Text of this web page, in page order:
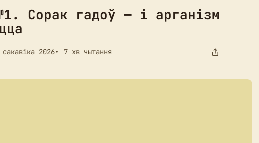
Сорак гадоў — і арганізм
сакавіка 2026 7 хв чытання